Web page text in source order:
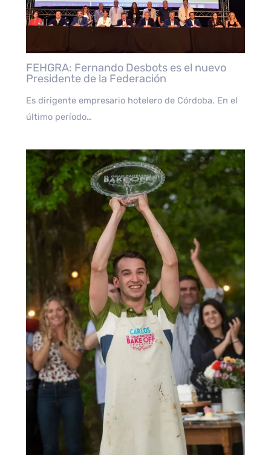
FEHGRA: Fernando Desbots es el nuevo
Presidente de la Federación
Es dirigente empresario hotelero de Córdoba. En el
último período…